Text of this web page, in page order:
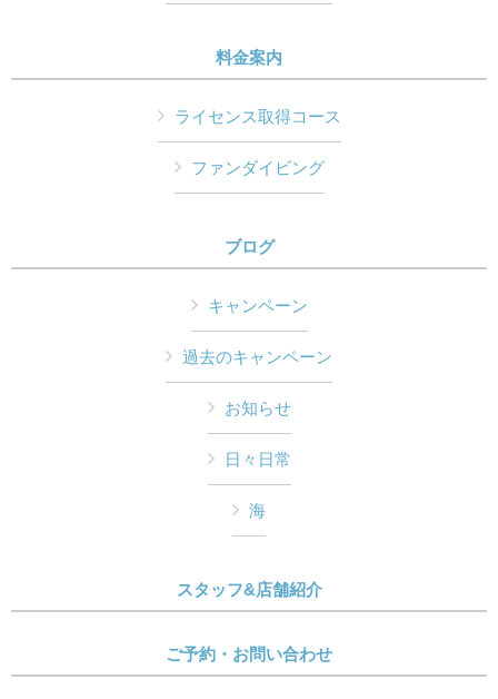
料金案内
ライセンス取得コース
ファンダイビング
ブログ
キャンペーン
過去のキャンペーン
お知らせ
日々日常
海
スタッフ&店舗紹介
ご予約・お問い合わせ